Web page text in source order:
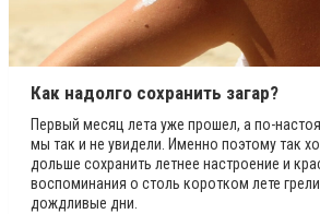
Как надолго сохранить загар?
Первый месяц лета уже прошел, а по-
мы так и не увидели. Именно поэтому так
дольше сохранить летнее настроение и
воспоминания о столь коротком лете
дождливые дни.